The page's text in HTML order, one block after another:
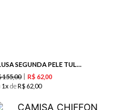
BLUSA SEGUNDA PELE TULE -CHERRY
155,00 R$ 6200
1 deR$ 62 00